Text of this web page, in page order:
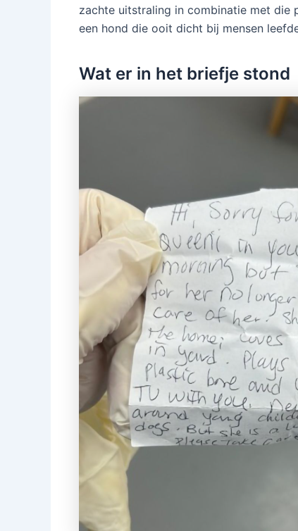
zachte uitstraling in combinatie met die
een hond die ooit dicht bij mensen
Wat er in het briefje stond